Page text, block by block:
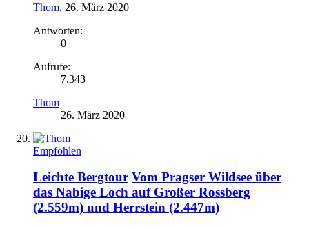
Thom, 26. März 2020
Antworten:
0
Aufrufe:
7.343
Thom
26. März 2020
Empfohlen
Leichte Bergtour Vom Pragser Wildsee über
das Nabige Loch auf Großer Rossberg
(2.559m) und Herrstein (2.447m)